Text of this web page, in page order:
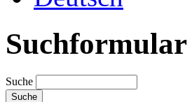
Suchformular
Suche